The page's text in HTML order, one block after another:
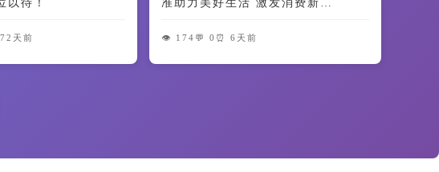
以待！
天前
准助力美好生活 激发消费新动
👁️ 174 💬 0 ⏰ 6天前